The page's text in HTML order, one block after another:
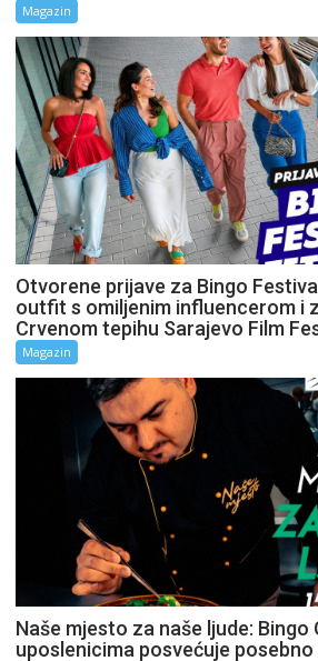
Magazin
Otvorene prijave za Bingo
outfit s omiljenim influencerom i
Crvenom tepihu Sarajevo Film
Magazin
Naše mjesto za naše ljude: Bingo
uposlenicima posvećuje